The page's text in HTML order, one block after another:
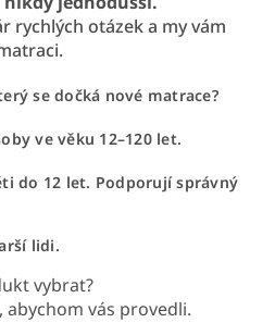
rychlých otázek a my vám
se dočká nové matrace?
ve věku 12–120 let.
do 12 let. Podporují správný
lidi.
vybrat?
vás provedli.